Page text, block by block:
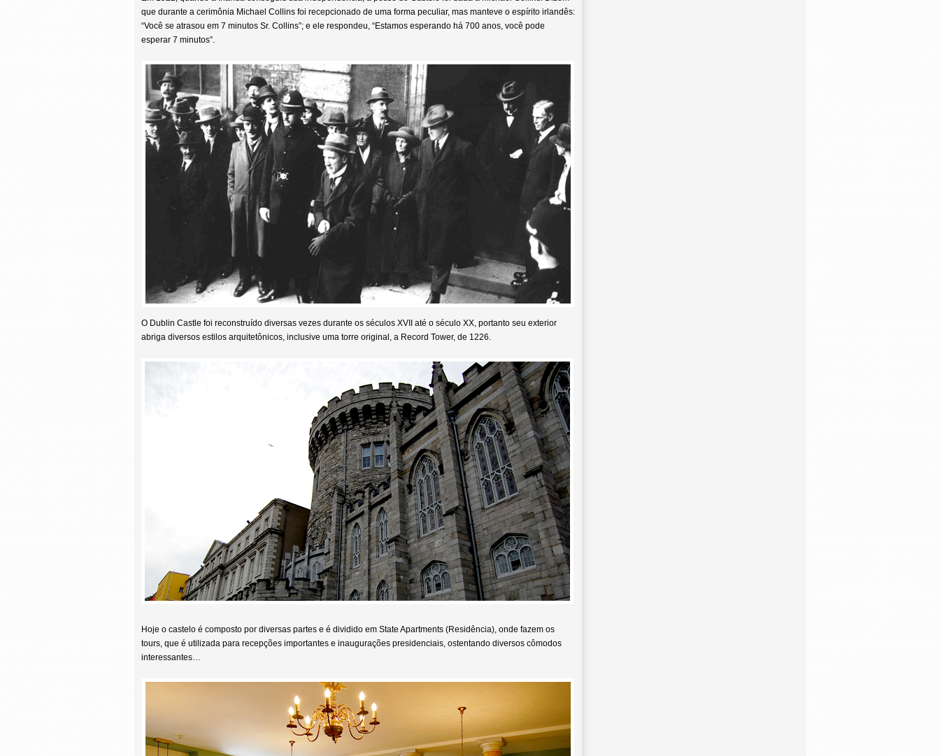
que durante a cerimônia Michael Collins foi recepcionado de uma forma peculiar, mas manteve o espírito irlandês:
“Você se atrasou em 7 minutos Sr. Collins”; e ele respondeu, “Estamos esperando há 700 anos, você pode
esperar 7 minutos”.
O Dublin Castle foi reconstruído diversas vezes durante os séculos XVII até o século XX, portanto seu exterior
abriga diversos estilos arquitetônicos, inclusive uma torre original, a Record Tower, de 1226.
Hoje o castelo é composto por diversas partes e é dividido em State Apartments (Residência), onde fazem os
tours, que é utilizada para recepções importantes e inaugurações presidenciais, ostentando diversos cômodos
interessantes…